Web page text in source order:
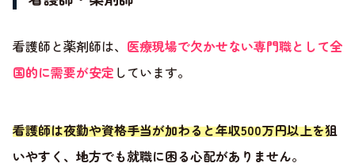
看護師と薬剤師は、 医療現場で欠かせない専門職として全
国的に需要が安定 しています。
看護師は夜勤や資格手当が加わると年収500万円以上を狙
いやすく、地方でも就職に困る心配がありません。